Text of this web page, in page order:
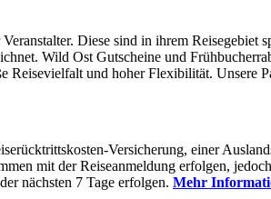
Diese sind in ihrem
Wild Ost Gutscheine und
und hoher Flexibilität. Unsere
Versicherung, einer
mit der Reiseanmeldung erfolgen,
nächsten 7 Tage erfolgen. Mehr